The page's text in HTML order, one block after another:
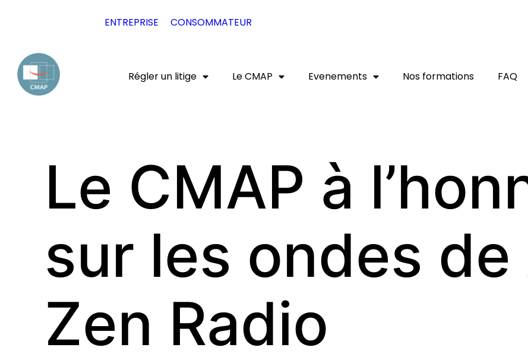
ENTREPRISE CONSOMMATEUR
Régler un litige Le CMAP Evenements Nos formations FAQ
Le CMAP à
sur les ondes de
Zen Radio